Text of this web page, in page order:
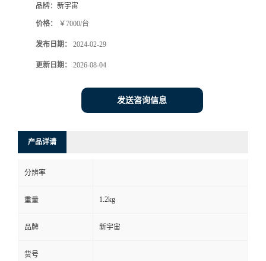
系
方
式
在
品牌： 新宇宙
价格： ￥7000/台
发布日期： 2024-02-29
更新日期： 2026-08-04
发送咨询信息
产品详请
分辨率
重量 1.2kg
品牌 新宇宙
货号